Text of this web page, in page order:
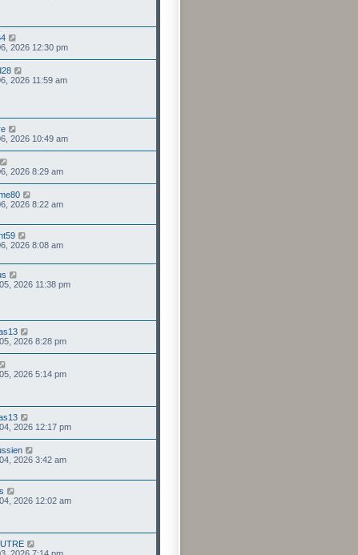
2026 12:30 pm
2026 11:59 am
2026 10:49 am
2026 8:29 am
2026 8:22 am
2026 8:08 am
2026 11:38 pm
2026 8:28 pm
2026 5:14 pm
2026 12:17 pm
2026 3:42 am
2026 12:02 am
2026 7:14 pm